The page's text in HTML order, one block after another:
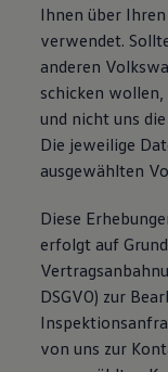
Ihnen über
verwendet.
anderen
schicken
und nicht uns
Die jeweilige
ausgewählten
Diese
erfolgt auf
DSGVO) zur
von uns zur